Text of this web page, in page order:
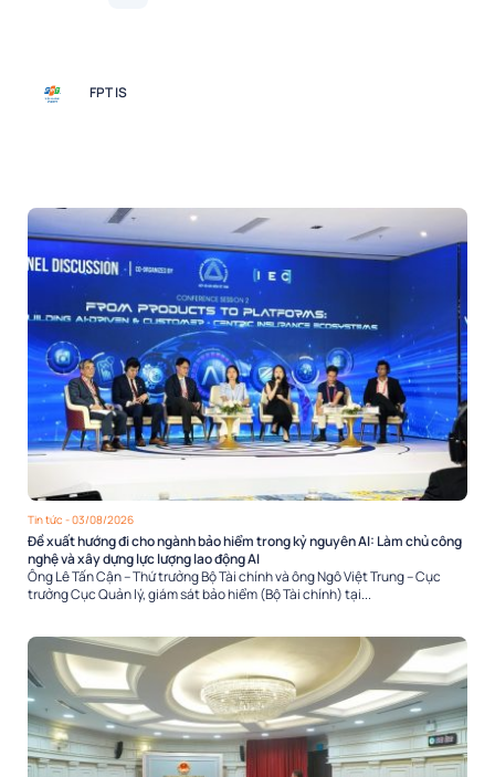
FPT IS
Tin tức - 03/08/2026
Đề xuất hướng đi cho ngành bảo hiểm trong kỷ nguyên AI: Làm chủ công
nghệ và xây dựng lực lượng lao động AI
Ông Lê Tấn Cận – Thứ trưởng Bộ Tài chính và ông Ngô Việt Trung – Cục
trưởng Cục Quản lý, giám sát bảo hiểm (Bộ Tài chính) tại...